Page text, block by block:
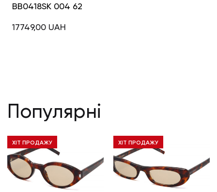
BB0418SK 004 62
17749,00 UAH
Популярні
ХІТ ПРОДАЖУ ХІТ ПРОДАЖУ